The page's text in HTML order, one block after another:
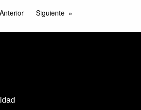
Anterior Siguiente